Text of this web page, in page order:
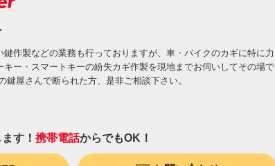
作製などの業務も行っておりますが、車・バイクのカギに特に力
ー・スマートキーの紛失カギ作製を現地までお伺いしてその場で
屋さんで断られた方、是非ご相談下さい。
す！ 携帯電話からでもOK！